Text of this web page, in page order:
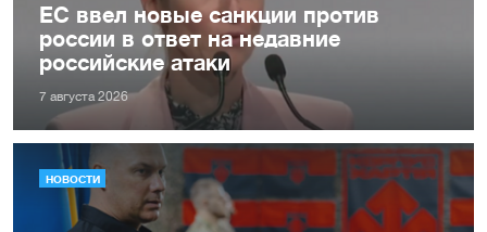
ЕС ввел новые санкции против
россии в ответ на недавние
российские атаки
7 августа 2026
НОВОСТИ